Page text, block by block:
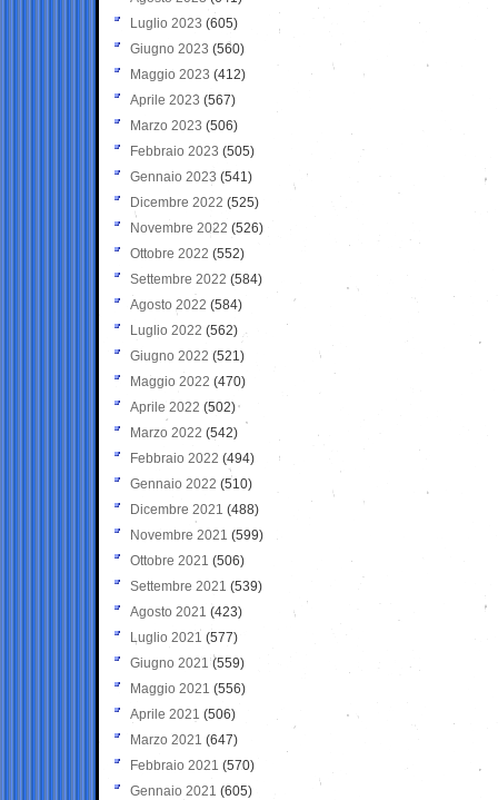
Luglio 2023 (605)
Giugno 2023 (560)
Maggio 2023 (412)
Aprile 2023 (567)
Marzo 2023 (506)
Febbraio 2023 (505)
Gennaio 2023 (541)
Dicembre 2022 (525)
Novembre 2022 (526)
Ottobre 2022 (552)
Settembre 2022 (584)
Agosto 2022 (584)
Luglio 2022 (562)
Giugno 2022 (521)
Maggio 2022 (470)
Aprile 2022 (502)
Marzo 2022 (542)
Febbraio 2022 (494)
Gennaio 2022 (510)
Dicembre 2021 (488)
Novembre 2021 (599)
Ottobre 2021 (506)
Settembre 2021 (539)
Agosto 2021 (423)
Luglio 2021 (577)
Giugno 2021(559)
Maggio 2021 (556)
Aprile 2021 (506)
Marzo 2021 (647)
Febbraio 2021 (570)
Gennaio 2021 (605)